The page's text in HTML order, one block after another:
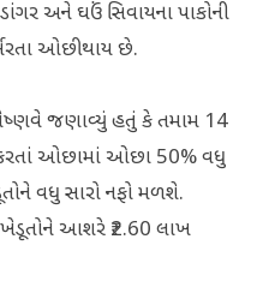
અને ઘઉં સિવાયના પાકોની
ઓછી થાય છે.
વૈષ્ણવે જણાવ્યું હતું કે તમામ 14
કરતાં ઓછામાં ઓછા 50% વધુ
વધુ સારો નફો મળશે.
આશરે ₹2.60 લાખ